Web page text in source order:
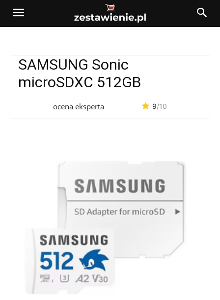
SAMSUNG Sonic
microSDXC 512GB
ocena eksperta 9/10